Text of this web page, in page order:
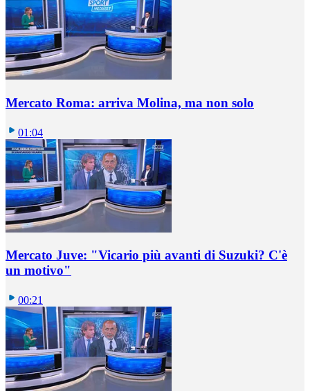
Mercato Roma: arriva Molina, ma non solo
01:04
Mercato Juve: "Vicario più avanti di Suzuki? C'è
un motivo"
00:21